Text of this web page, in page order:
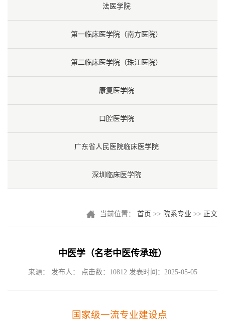
法医学院
第一临床医学院（南方医院）
第二临床医学院（珠江医院）
康复医学院
口腔医学院
广东省人民医院临床医学院
深圳临床医学院
当前位置： 首页 >> 院系专业 >> 正文
中医学（名老中医传承班）
来源： 发布人： 点击数： 10812发表时间：2025-05-05
国家级一流专业建设点